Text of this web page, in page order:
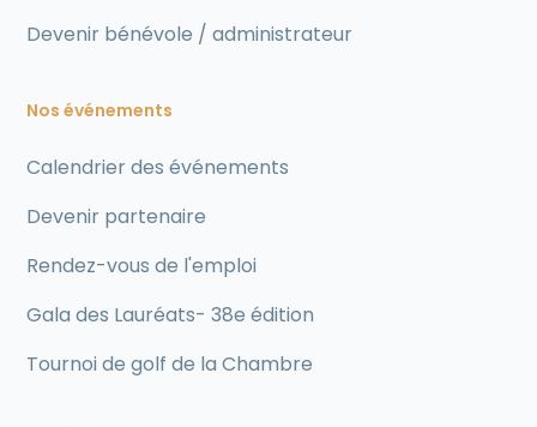
Devenir bénévole / administrateur
Nos événements
Calendrier des événements
Devenir partenaire
Rendez-vous de l'emploi
Gala des Lauréats- 38e édition
Tournoi de golf de la Chambre